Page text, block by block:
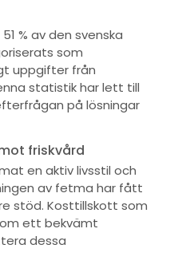
% av den svenska
som
uppgifter från
statistik har lett till
på lösningar
friskvård
en aktiv livsstil och
av fetma har fått
stöd. Kosttillskott som
ett bekvämt
dessa